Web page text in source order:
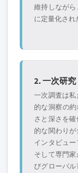
維持しなが
に定量化され
2. 一次研究
一次調査は
的な洞察の
さと深さを
的な関わり
インタビュー
そして専門
びグローバ